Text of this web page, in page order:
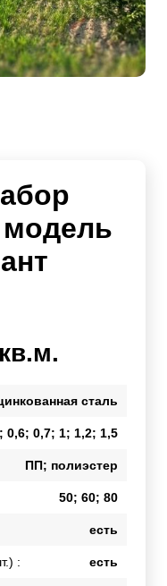
модель
сталь
0,6; 0,7; 1; 1,2; 1,5
ПП; полиэстер
50; 60; 80
есть
: есть